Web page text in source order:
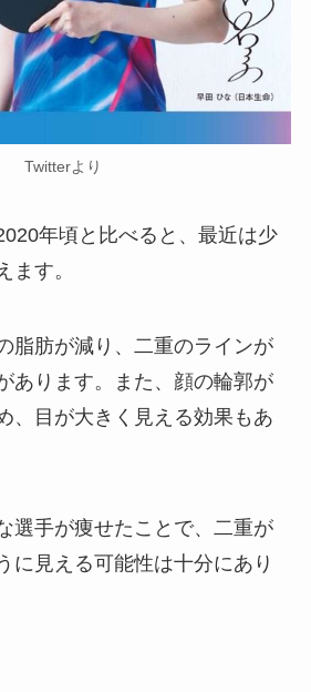
Twitterより
年頃と比べると、最近は少
ます。
脂肪が減り、二重のラインが
あります。また、顔の輪郭が
、目が大きく見える効果もあ
選手が痩せたことで、二重が
に見える可能性は十分にあり